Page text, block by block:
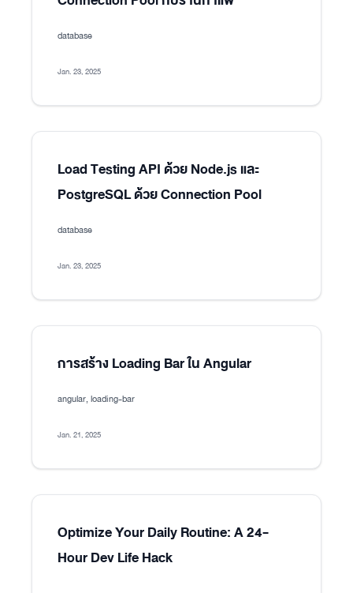
database
Jan. 23, 2025
Load Testing API ด้วย Node.js และ
PostgreSQL ด้วย Connection Pool
database
Jan. 23, 2025
การสร้าง Loading Bar ใน Angular
angular, loading-bar
Jan. 21, 2025
Optimize Your Daily Routine: A 24-
Hour Dev Life Hack